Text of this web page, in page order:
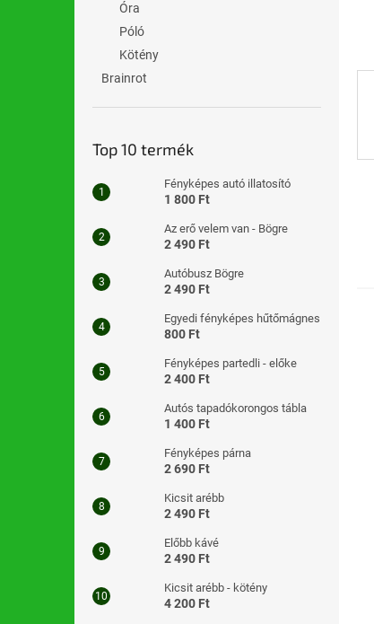
Óra
Póló
Kötény
Brainrot
Top 10 termék
Fényképes autó illatosító
1 800 Ft
Az erő velem van - Bögre
2 490 Ft
Autóbusz Bögre
2 490 Ft
Egyedi fényképes hűtőmágnes
800 Ft
Fényképes partedli - előke
2 400 Ft
Autós tapadókorongos tábla
1 400 Ft
Fényképes párna
2 690 Ft
Kicsit arébb
2 490 Ft
Előbb kávé
2 490 Ft
Kicsit arébb - kötény
4 200 Ft